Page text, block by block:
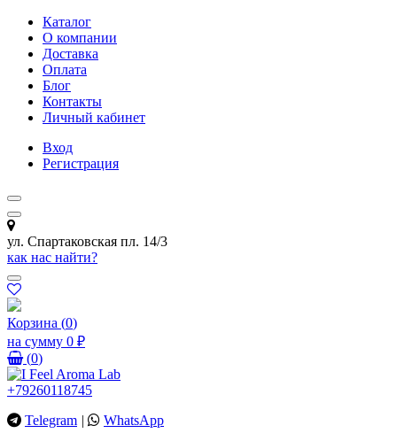
Каталог
О компании
Доставка
Оплата
Блог
Контакты
Личный кабинет
Вход
Регистрация
ул. Спартаковская пл. 14/3
как нас найти?
Корзина (0)
на сумму 0 ₽
(0)
+79260118745
Telegram |
WhatsApp